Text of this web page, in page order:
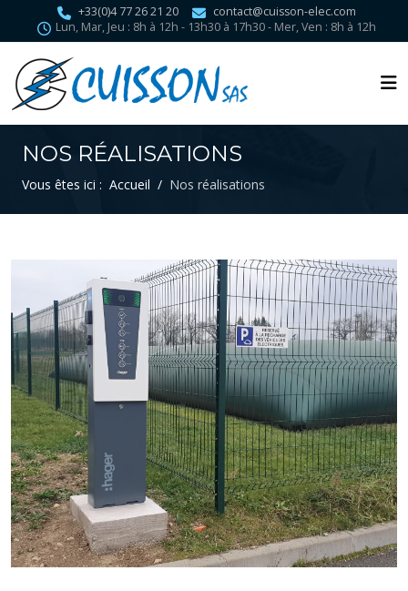
+33(0)4 77 26 21 20
contact@cuisson-elec.com
Lun, Mar, Jeu : 8h à 12h - 13h30 à 17h30 - Mer, Ven : 8h à 12h
NOS RÉALISATIONS
Vous êtes ici : Accueil Nos réalisations